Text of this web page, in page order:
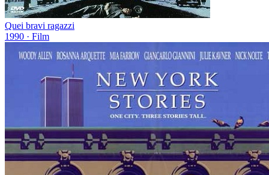
Quei bravi ragazzi
1990 · Film